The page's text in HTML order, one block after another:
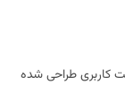
کاربری طراحی شده